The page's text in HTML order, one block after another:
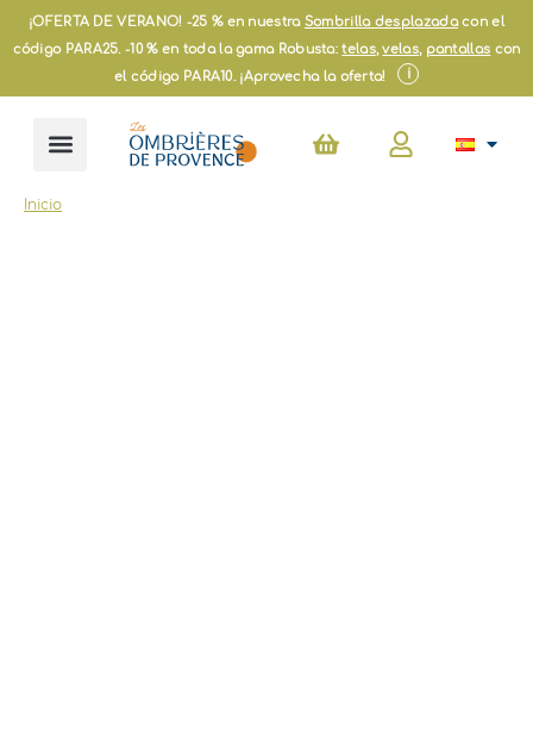
¡OFERTA DE VERANO! -25 % en nuestra Sombrilla desplazadacon el
código PARA25. -10 % en toda la gama Robusta:telas,velas, pantallas con
el código PARA10. ¡Aprovecha la oferta! i
Carrito
Inicio